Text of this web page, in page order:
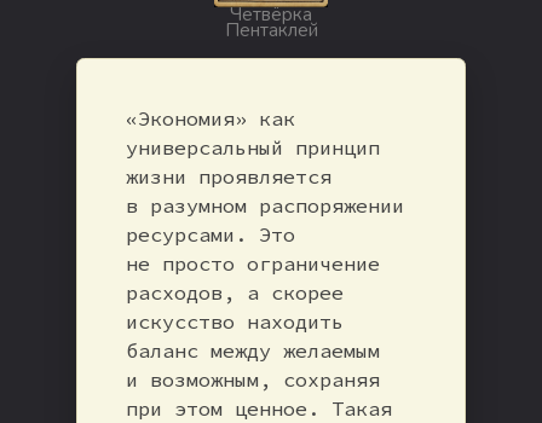
Четвёрка
Пентаклей
«Экономия» как
универсальный принцип
жизни проявляется
в разумном распоряжении
ресурсами. Это
не просто ограничение
расходов, а скорее
искусство находить
баланс между желаемым
и возможным, сохраняя
при этом ценное. Такая